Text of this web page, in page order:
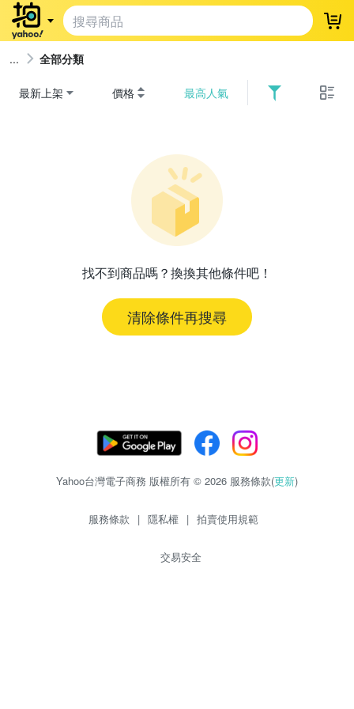
登
全部分類
最新上架 價格 最高人氣
找不到商品嗎？換換其他條件吧！
清除條件再搜尋
Yahoo台灣電子商務 版權所有 © 2026 服務條款(更新)
服務條款 | 隱私權 | 拍賣使用規範
交易安全